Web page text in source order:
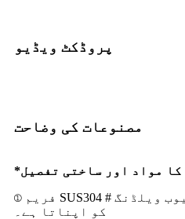
پروڈکٹ ویڈیو
مصنوعات کی وضاحت
① فریم SUS304 # سٹینلیس سٹیل مربع ٹیوب ویلڈنگ
کو اپناتا ہے۔